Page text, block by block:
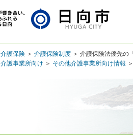
介護保険 ＞ 介護保険制度 ＞ 介護保険法優先の
介護事業所向け ＞ その他介護事業所向け情報